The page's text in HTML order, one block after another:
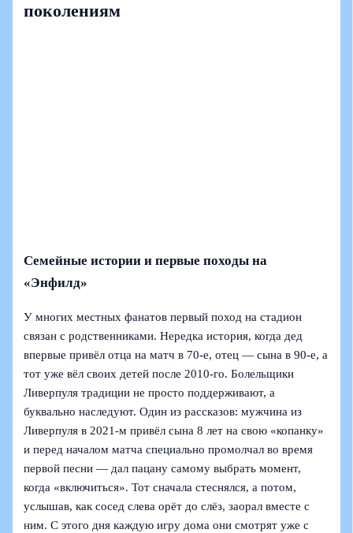
поколениям
Семейные истории и первые походы на
«Энфилд»
У многих местных фанатов первый поход на стадион
связан с родственниками. Нередка история, когда дед
впервые привёл отца на матч в 70‑е, отец — сына в 90‑е, а
тот уже вёл своих детей после 2010‑го. Болельщики
Ливерпуля традиции не просто поддерживают, а
буквально наследуют. Один из рассказов: мужчина из
Ливерпуля в 2021‑м привёл сына 8 лет на свою «копанку»
и перед началом матча специально промолчал во время
первой песни — дал пацану самому выбрать момент,
когда «включиться». Тот сначала стеснялся, а потом,
услышав, как сосед слева орёт до слёз, заорал вместе с
ним. С этого дня каждую игру дома они смотрят уже с